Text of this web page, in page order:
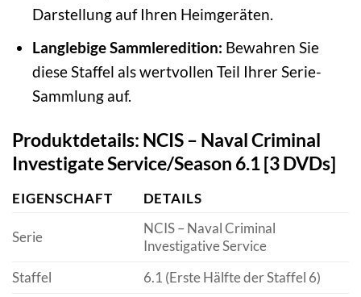
Darstellung auf Ihren Heimgeräten.
Langlebige Sammleredition: Bewahren Sie
diese Staffel als wertvollen Teil Ihrer Serie-
Sammlung auf.
Produktdetails: NCIS – Naval Criminal
Investigate Service/Season 6.1 [3 DVDs]
EIGENSCHAFT DETAILS
Serie
NCIS – Naval Criminal
Investigative Service
Staffel
6.1 (Erste Hälfte der Staffel 6)